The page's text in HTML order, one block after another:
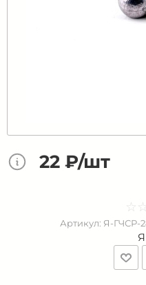
22 ₽/шт
☆ ☆
★ ★
Артикул: Я-ГЧСР-